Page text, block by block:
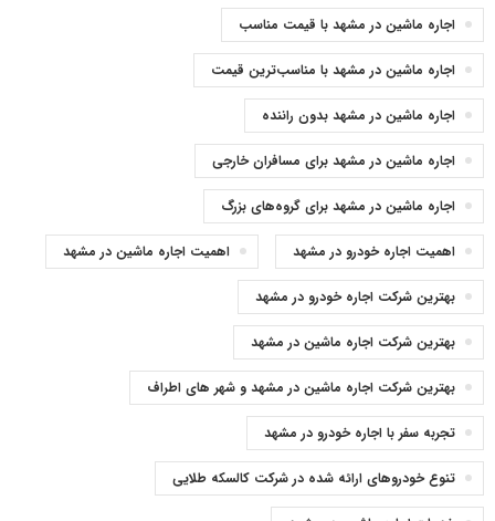
اجاره ماشین در مشهد با قیمت مناسب
اجاره ماشین در مشهد با مناسب‌ترین قیمت
اجاره ماشین در مشهد بدون راننده
اجاره ماشین در مشهد برای مسافران خارجی
اجاره ماشین در مشهد برای گروه‌های بزرگ
اهمیت اجاره خودرو در مشهد اهمیت اجاره ماشین در مشهد
بهترین شرکت اجاره خودرو در مشهد
بهترین شرکت اجاره ماشین در مشهد
بهترین شرکت اجاره ماشین در مشهد و شهر های اطراف
تجربه سفر با اجاره خودرو در مشهد
تنوع خودروهای ارائه شده در شرکت کالسکه طلایی